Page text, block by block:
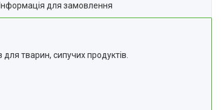
Інформація для замовлення
для тварин, сипучих продуктів.